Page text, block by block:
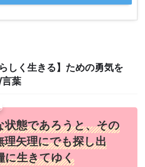
しく生きる】ための勇気を
言葉
状態であろうと、その
理矢理にでも探し出
に生きてゆく